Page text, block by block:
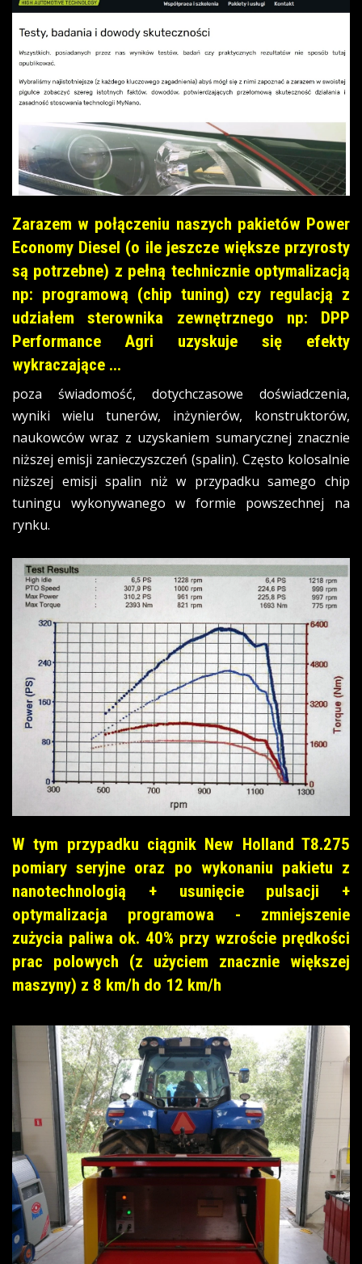
Zarazem w połączeniu naszych pakietów Power
Economy Diesel (o ile jeszcze większe przyrosty
są potrzebne) z pełną technicznie optymalizacją
np: programową (chip tuning) czy regulacją z
udziałem sterownika zewnętrznego np: DPP
Performance Agri uzyskuje się efekty
wykraczające ...
poza świadomość, dotychczasowe doświadczenia,
wyniki wielu tunerów, inżynierów, konstruktorów,
naukowców wraz z uzyskaniem sumarycznej znacznie
niższej emisji zanieczyszczeń (spalin). Często kolosalnie
niższej emisji spalin niż w przypadku samego chip
tuningu wykonywanego w formie powszechnej na
rynku.
W tym przypadku ciągnik New Holland T8.275
pomiary seryjne oraz po wykonaniu pakietu z
nanotechnologią + usunięcie pulsacji +
optymalizacja programowa - zmniejszenie
zużycia paliwa ok. 40% przy wzroście prędkości
prac polowych (z użyciem znacznie większej
maszyny) z 8 km/h do 12 km/h